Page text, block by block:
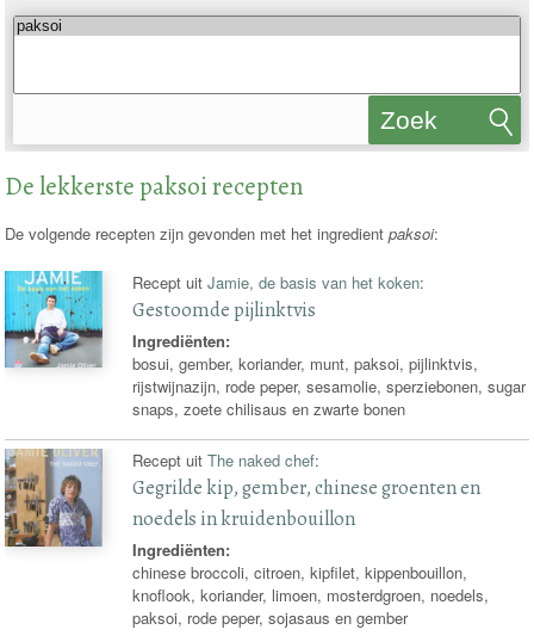
Zoek
De lekkerste paksoi recepten
De volgende recepten zijn gevonden met het ingredientpaksoi:
Recept uitJamie, de basis van het koken:
Gestoomde pijlinktvis
Ingrediënten:
bosui, gember, koriander, munt, paksoi, pijlinktvis,
rijstwijnazijn, rode peper, sesamolie, sperziebonen, sugar
snaps, zoete chilisaus en zwarte bonen
Recept uitThe naked chef:
Gegrilde kip, gember, chinese groenten en
noedels in kruidenbouillon
Ingrediënten:
chinese broccoli, citroen, kipfilet, kippenbouillon,
knoflook, koriander, limoen, mosterdgroen, noedels,
paksoi, rode peper, sojasaus en gember